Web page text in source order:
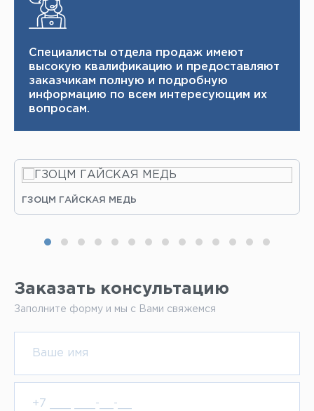
Специалисты отдела продаж имеют
высокую квалификацию и ​ предоставляют
заказчикам полную и подробную
информацию по всем интересующим их
вопросам.
ГЗОЦМ ГАЙСКАЯ МЕДЬ
Заказать консультацию
Заполните форму и мы с Вами свяжемся